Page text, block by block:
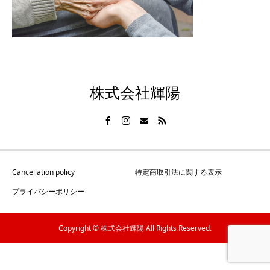
株式会社輝陽
Cancellation policy
特定商取引法に関する表示
プライバシーポリシー
Copyright © 株式会社輝陽 All Rights Reserved.